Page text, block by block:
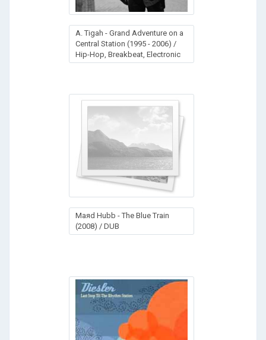
A. Tigah - Grand Adventure on a
Central Station (1995 - 2006) /
Hip-Hop, Breakbeat, Electronic
Maяd Hubb - The Blue Train
(2008) / DUB